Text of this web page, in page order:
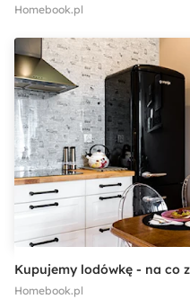
Homebook.pl
Kupujemy lodówkę - na co
Homebook.pl